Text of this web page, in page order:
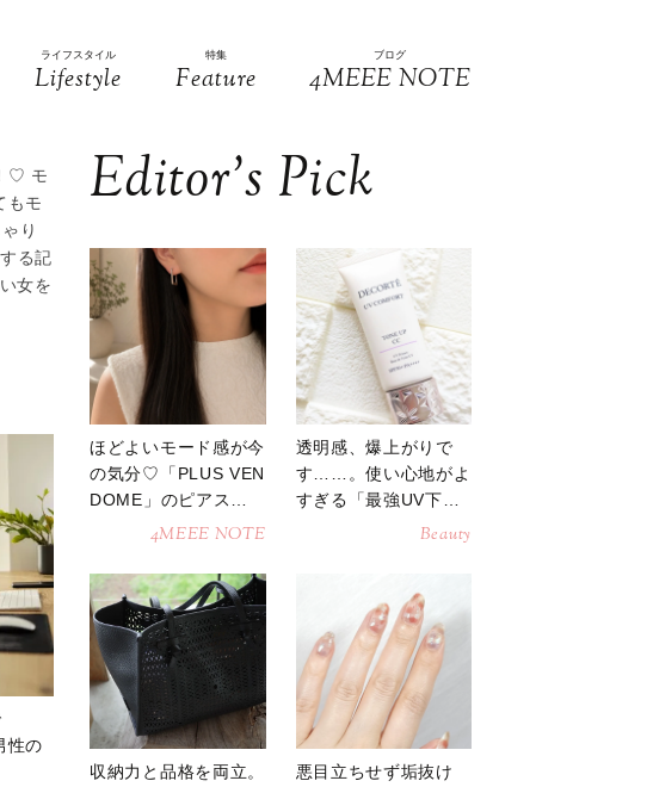
ライフスタイル
Lifestyle
特集
Feature
ブログ
4MEEE NOTE
♡ モ
もモ
り
る記
女を
性の
Editor’s Pick
ほどよいモード感が今
の気分♡「PLUS VEN
DOME」のピアスが
4MEEE NOTE
透明感、爆上がりで
す……。使い心地がよ
すぎる「最強UV下
Beauty
収納力と品格を両立。
悪目立ちせず垢抜け